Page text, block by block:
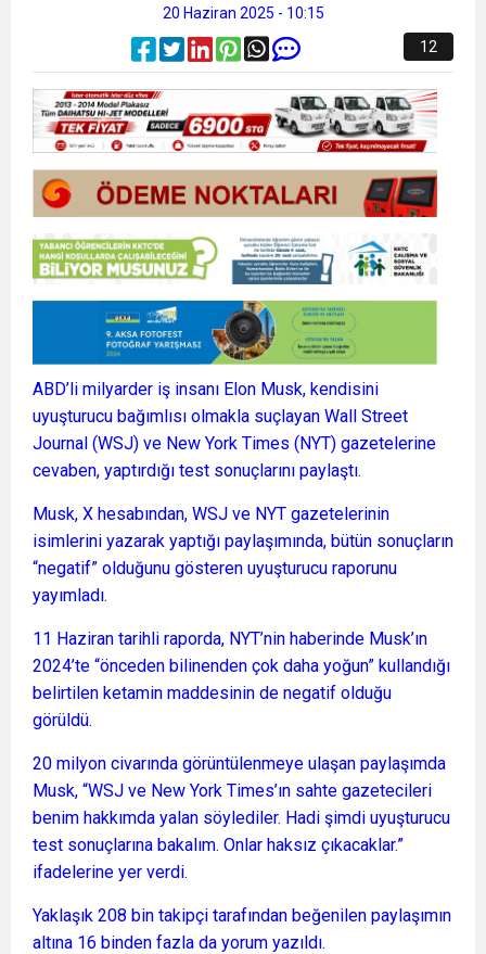
20 Haziran 2025 - 10:15
12
ABD’li milyarder iş insanı Elon Musk, kendisini
uyuşturucu bağımlısı olmakla suçlayan Wall Street
Journal (WSJ) ve New York Times (NYT) gazetelerine
cevaben, yaptırdığı test sonuçlarını paylaştı.
Musk, X hesabından, WSJ ve NYT gazetelerinin
isimlerini yazarak yaptığı paylaşımında, bütün sonuçların
“negatif” olduğunu gösteren uyuşturucu raporunu
yayımladı.
11 Haziran tarihli raporda, NYT’nin haberinde Musk’ın
2024’te “önceden bilinenden çok daha yoğun” kullandığı
belirtilen ketamin maddesinin de negatif olduğu
görüldü.
20 milyon civarında görüntülenmeye ulaşan paylaşımda
Musk, “WSJ ve New York Times’ın sahte gazetecileri
benim hakkımda yalan söylediler. Hadi şimdi uyuşturucu
test sonuçlarına bakalım. Onlar haksız çıkacaklar.”
ifadelerine yer verdi.
Yaklaşık 208 bin takipçi tarafından beğenilen paylaşımın
altına 16 binden fazla da yorum yazıldı.